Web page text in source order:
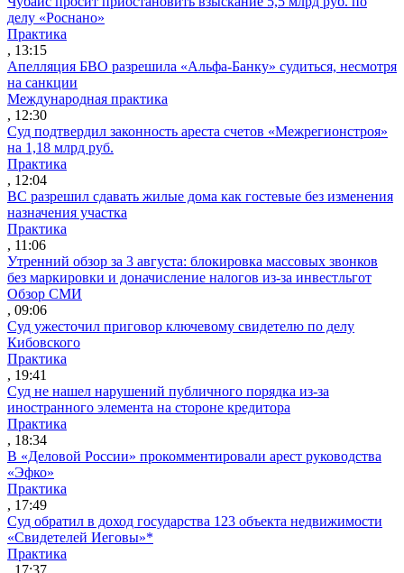
делу «Роснано»
Практика
, 13:15
Апелляция БВО разрешила «Альфа-Банку» судиться, несмотря
на санкции
Международная практика
, 12:30
Суд подтвердил законность ареста счетов «Межрегионстроя»
на 1,18 млрд руб.
Практика
, 12:04
ВС разрешил сдавать жилые дома как гостевые без изменения
назначения участка
Практика
, 11:06
Утренний обзор за 3 августа: блокировка массовых звонков
без маркировки и доначисление налогов из-за инвестльгот
Обзор СМИ
, 09:06
Суд ужесточил приговор ключевому свидетелю по делу
Кибовского
Практика
, 19:41
Суд не нашел нарушений публичного порядка из-за
иностранного элемента на стороне кредитора
Практика
, 18:34
В «Деловой России» прокомментировали арест руководства
«Эфко»
Практика
, 17:49
Суд обратил в доход государства 123 объекта недвижимости
«Свидетелей Иеговы»*
Практика
, 17:37